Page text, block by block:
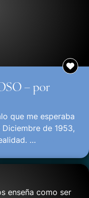
– por
que me esperaba
de 1953,
…
enseña como ser